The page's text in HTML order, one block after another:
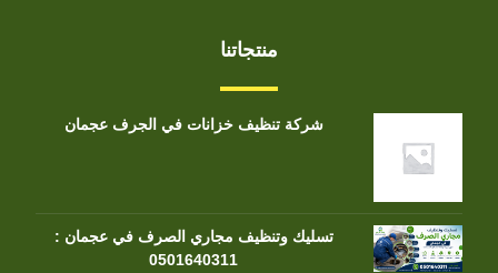
منتجاتنا
شركة تنظيف خزانات في الجرف عجمان
تسليك وتنظيف مجاري الصرف في عجمان :
0501640311